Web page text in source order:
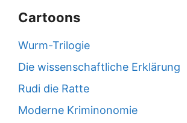
Cartoons
Wurm-Trilogie
Die wissenschaftliche Erklärung
Rudi die Ratte
Moderne Kriminonomie